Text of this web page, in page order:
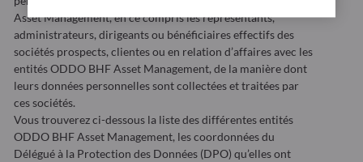
Asset Management, en ce compris les représentants,
administrateurs, dirigeants ou bénéficiaires effectifs des
sociétés prospects, clientes ou en relation d’affaires avec les
entités ODDO BHF Asset Management, de la manière dont
leurs données personnelles sont collectées et traitées par
ces sociétés.
Vous trouverez ci-dessous la liste des différentes entités
ODDO BHF Asset Management, les coordonnées du
Délégué à la Protection des Données (DPO) qu’elles ont